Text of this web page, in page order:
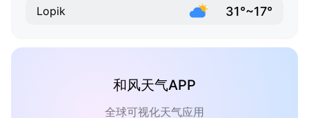
Lopik 31°~17°
和风天气APP
全球可视化天气应用